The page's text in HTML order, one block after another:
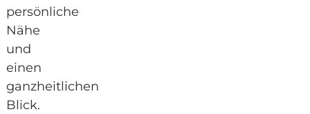
persönliche
Nähe
und
einen
ganzheitlichen
Blick.